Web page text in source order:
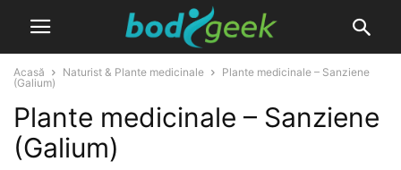
Acasă Naturist & Plante medicinale
Plante medicinale – Sanziene
(Galium)
Plante medicinale – Sanziene
(Galium)